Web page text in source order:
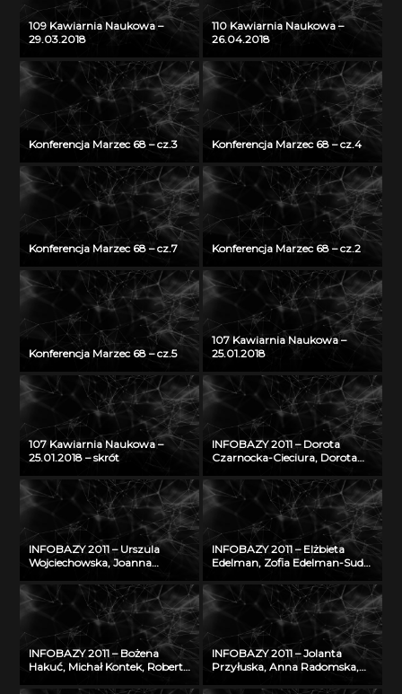
109 Kawiarnia Naukowa –
29.03.2018
110 Kawiarnia Naukowa –
26.04.2018
Konferencja Marzec 68 – cz.3 Konferencja Marzec 68 – cz.4
Konferencja Marzec 68 – cz.7 Konferencja Marzec 68 – cz.2
Konferencja Marzec 68 – cz.5
107 Kawiarnia Naukowa –
25.01.2018
107 Kawiarnia Naukowa –
25.01.2018 – skrót
INFOBAZY 2011 – Dorota
Czarnocka-Cieciura, Dorota
Repozytorium Cyfrowe
Instytutów Naukowych – coś
więcej niż Biblioteka Cyfrowa
INFOBAZY 2011 – Urszula
Wojciechowska, Joanna
– Informatyczna platforma
naukowa do wymiany wiedzy
o zagrożeniu nowotworami
złośliwymi
INFOBAZY 2011 – Elżbieta
Edelman, Zofia Edelman-Sudoł
MORSKICH PUBLIKACJI –
realizacja, stan obecny i
przyszłość
INFOBAZY 2011 – Bożena
Hakuć, Michał Kontek, Robert
INFOBAZY 2011 – Jolanta
Przyłuska, Anna Radomska,